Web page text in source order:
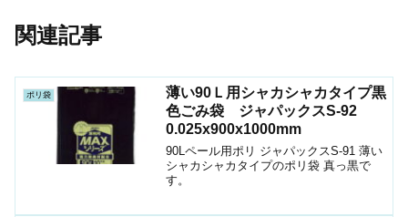
関連記事
ポリ袋
薄い90Ｌ用シャカシャカタイプ黒
色ごみ袋 ジャパックスS-92
0.025x900x1000mm
90Lペール用ポリ ジャパックスS-91 薄い
シャカシャカタイプのポリ袋 真っ黒で
す。